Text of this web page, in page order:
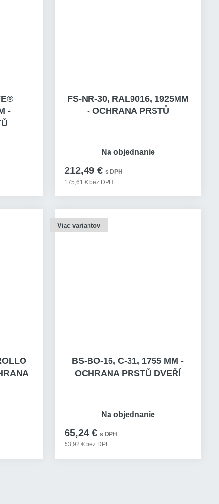
-
FS-NR-30, RAL9016, 1925MM
- OCHRANA PRSTŮ
212,49 € s DPH
175,61 € bez DPH
Na objednanie
Viac variantov
BS-BO-16, C-31, 1755 MM -
OCHRANA PRSTŮ DVEŘÍ
65,24 € s DPH
53,92 € bez DPH
Na objednanie